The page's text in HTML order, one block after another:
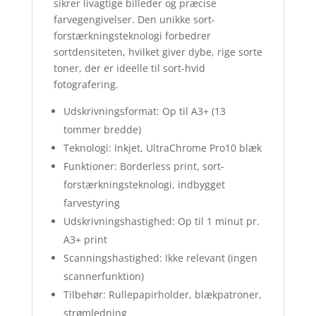
sikrer livagtige billeder og præcise
farvegengivelser. Den unikke sort-
forstærkningsteknologi forbedrer
sortdensiteten, hvilket giver dybe, rige sorte
toner, der er ideelle til sort-hvid
fotografering.
Udskrivningsformat: Op til A3+ (13
tommer bredde)
Teknologi: Inkjet, UltraChrome Pro10 blæk
Funktioner: Borderless print, sort-
forstærkningsteknologi, indbygget
farvestyring
Udskrivningshastighed: Op til 1 minut pr.
A3+ print
Scanningshastighed: Ikke relevant (ingen
scannerfunktion)
Tilbehør: Rullepapirholder, blækpatroner,
strømledning